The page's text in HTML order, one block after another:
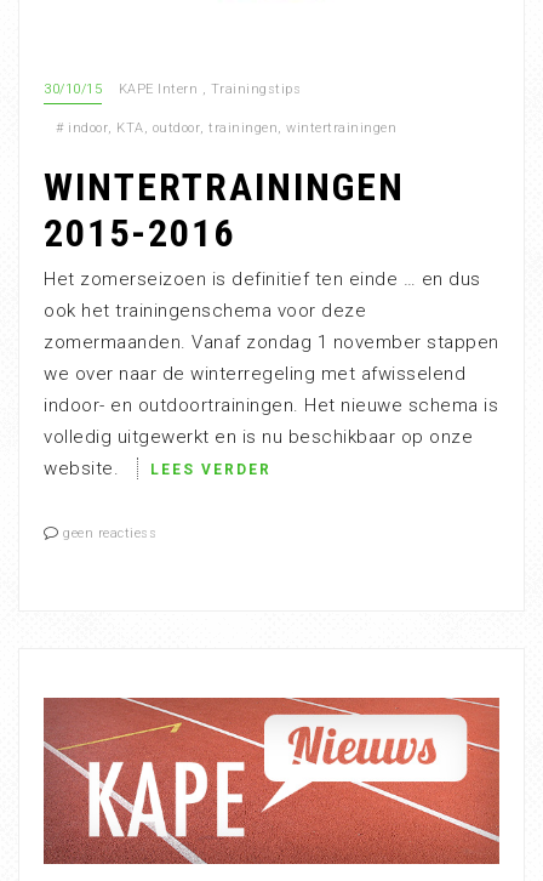
30/10/15 KAPE Intern , Trainingstips
# indoor, KTA, outdoor, trainingen, wintertrainingen
WINTERTRAININGEN
2015-2016
Het zomerseizoen is definitief ten einde … en dus
ook het trainingenschema voor deze
zomermaanden. Vanaf zondag 1 november stappen
we over naar de winterregeling met afwisselend
indoor- en outdoortrainingen. Het nieuwe schema is
volledig uitgewerkt en is nu beschikbaar op onze
website.
LEES VERDER
geen reactiess